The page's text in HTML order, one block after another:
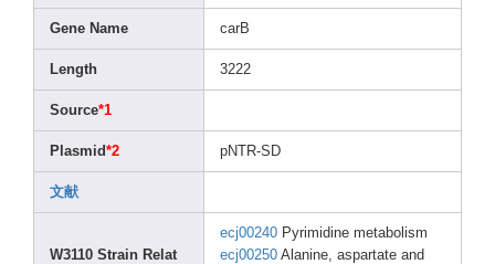
Gene Name carB
Length 3222
Source*1
Plasmid*2 pNTR-SD
文献
W3110 Strain Relat
ecj00240 Pyrimidine metabolism
ecj00250 Alanine, aspartate and